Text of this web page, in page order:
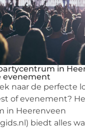
in
evenement
naar de perfecte
of evenement?
in Heerenveen
biedt alles